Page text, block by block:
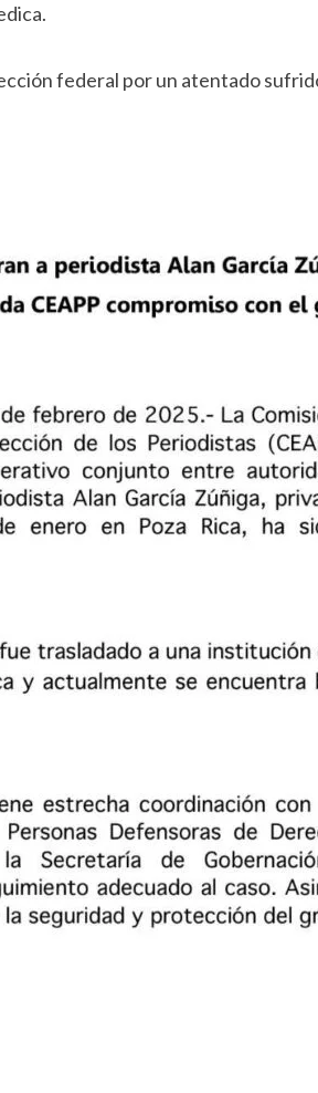
federal por un atentado